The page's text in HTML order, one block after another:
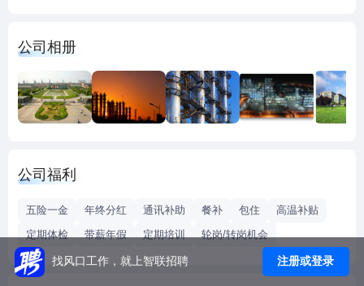
起电力、光伏、油气、金融、科创等产业群，资产总额近
2000亿元，员工人数近3万人，旗下现有保利协鑫能源
（3800.HK）、协鑫新能源（0451.HK）、协鑫集成
（002506.SZ）等多家控股上市公司。
亿，年销售收入100亿，中能硅业下辖江苏鑫华半导体科技发
公司相册
公司福利
五险一金 年终分红 通讯补助 餐补 包住
高温补贴
定期体检
带薪年假 定期培训 轮岗/转岗机会
找风口工作，就上智联招聘 注册或登录